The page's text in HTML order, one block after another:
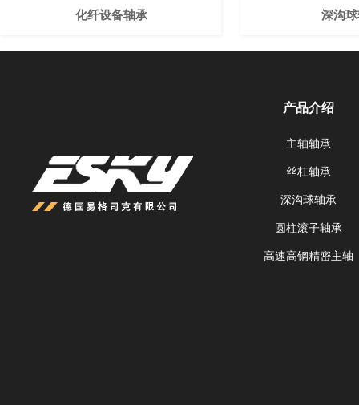
化纤设备轴承 深沟
产品介绍
主轴轴承
丝杠轴承
深沟球轴承
圆柱滚子轴承
高速高钢精密主轴